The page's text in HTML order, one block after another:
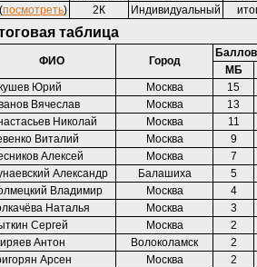
посмотреть) 2К Индивидуальный
таблица
ФИО Город
МБ
Юрий
Москва
15
Вячеслав
Москва
13
Николай
Москва
11
Виталий
Москва
9
Алексей
Москва
7
Александр
Балашиха
5
Владимир
Москва
4
Наталья
Москва
3
Сергей
Москва
2
Антон
Волоколамск
2
Арсен
Москва
2